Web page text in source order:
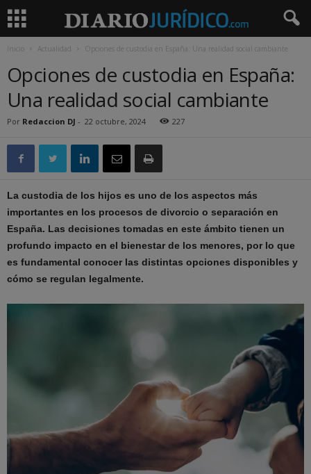
Inicio Actualidad Opciones de custodia en España: Una realidad social cambiante
Opciones de custodia en España:
Una realidad social cambiante
Por Redaccion DJ - 22 octubre, 2024 227
La custodia de los hijos es uno de los aspectos más
importantes en los procesos de divorcio o separación en
España. Las decisiones tomadas en este ámbito tienen un
profundo impacto en el bienestar de los menores, por lo que
es fundamental conocer las distintas opciones disponibles y
cómo se regulan legalmente.